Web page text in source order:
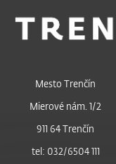
Mesto Trenčín
Mierové nám. 1/2
911 64 Trenčín
tel: 032/6504 111